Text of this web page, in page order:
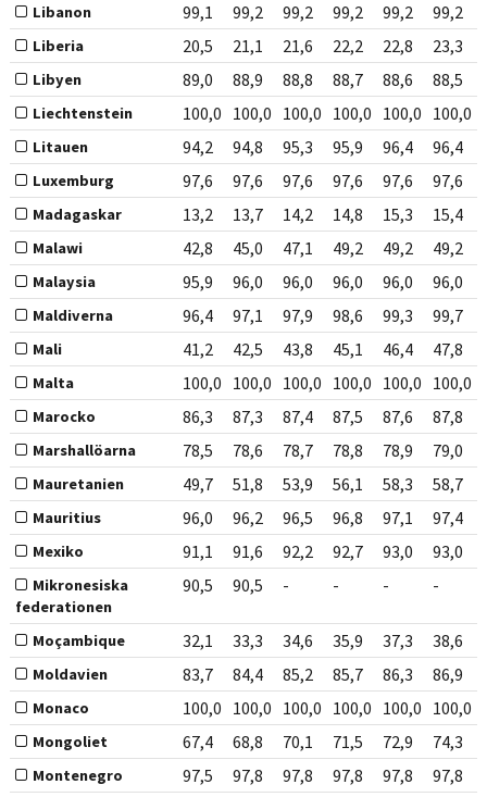
Libanon 99,1 99,2 99,2 99,2 99,2 99,2
Liberia 20,5 21,1 21,6 22,2 22,8 23,3
Libyen 89,0 88,9 88,8 88,7 88,6 88,5
Liechtenstein 100,0 100,0 100,0 100,0 100,0 100,0
Litauen 94,2 94,8 95,3 95,9 96,4 96,4
Luxemburg 97,6 97,6 97,6 97,6 97,6 97,6
Madagaskar 13,2 13,7 14,2 14,8 15,3 15,4
Malawi 42,8 45,0 47,1 49,2 49,2 49,2
Malaysia 95,9 96,0 96,0 96,0 96,0 96,0
Maldiverna 96,4 97,1 97,9 98,6 99,3 99,7
Mali 41,2 42,5 43,8 45,1 46,4 47,8
Malta 100,0 100,0 100,0 100,0 100,0 100,0
Marocko 86,3 87,3 87,4 87,5 87,6 87,8
Marshallöarna 78,5 78,6 78,7 78,8 78,9 79,0
Mauretanien 49,7 51,8 53,9 56,1 58,3 58,7
Mauritius 96,0 96,2 96,5 96,8 97,1 97,4
Mexiko 91,1 91,6 92,2 92,7 93,0 93,0
Mikronesiska
federationen
90,5 90,5 - - - -
Moçambique 32,1 33,3 34,6 35,9 37,3 38,6
Moldavien 83,7 84,4 85,2 85,7 86,3 86,9
Monaco 100,0 100,0 100,0 100,0 100,0 100,0
Mongoliet 67,4 68,8 70,1 71,5 72,9 74,3
Montenegro 97,5 97,8 97,8 97,8 97,8 97,8